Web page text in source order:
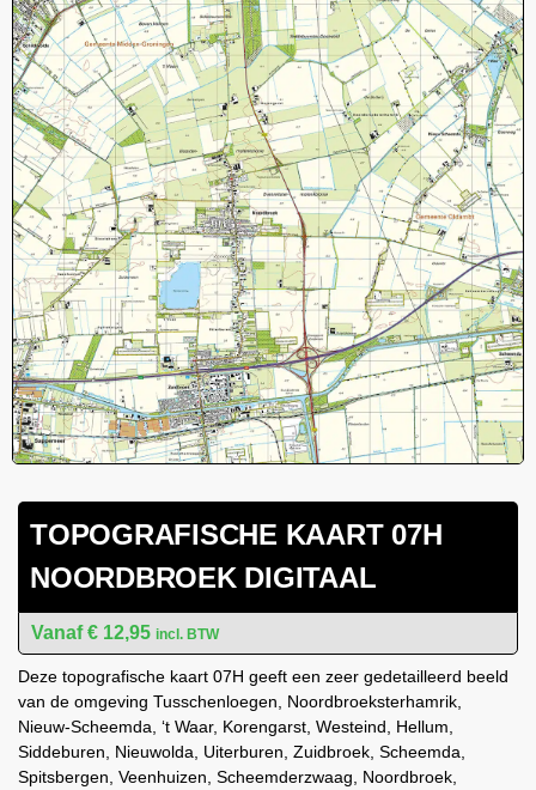
TOPOGRAFISCHE KAART 07H
NOORDBROEK DIGITAAL
€ 12,95 incl. BTW
Deze topografische kaart 07H geeft een zeer gedetailleerd beeld
van de omgeving Tusschenloegen, Noordbroeksterhamrik,
Nieuw-Scheemda, ‘t Waar, Korengarst, Westeind, Hellum,
Siddeburen, Nieuwolda, Uiterburen, Zuidbroek, Scheemda,
Spitsbergen, Veenhuizen, Scheemderzwaag, Noordbroek,